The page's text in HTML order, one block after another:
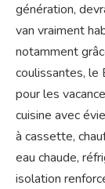
génération,
van vraiment
notamment
coulissantes,
pour les
cuisine avec
à cassette,
eau chaude,
isolation